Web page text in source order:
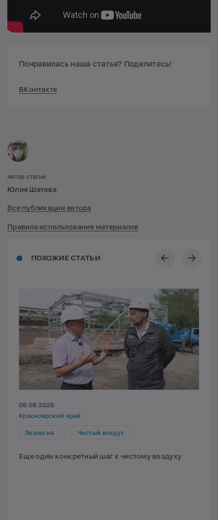
Понравилась наша статья? Поделитесь!
ВКонтакте
ПОХОЖИЕ СТАТЬИ
05.08.2026
Красноярский край
Экология Чистый воздух
Еще один конкретный шаг к чистому воздуху
Автор статьи:
Юлия Шатова
Все публикации автора
Правила использования материалов